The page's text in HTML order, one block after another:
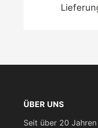
ÜBER UNS
Seit über 20